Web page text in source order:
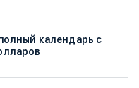
календарь с